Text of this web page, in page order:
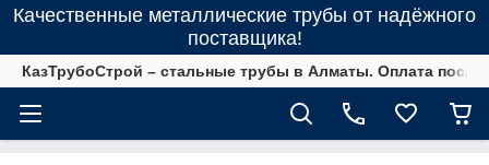
Качественные металлические трубы от надёжного
поставщика!
КазТрубоСтрой – стальные трубы в Алматы. Оплата